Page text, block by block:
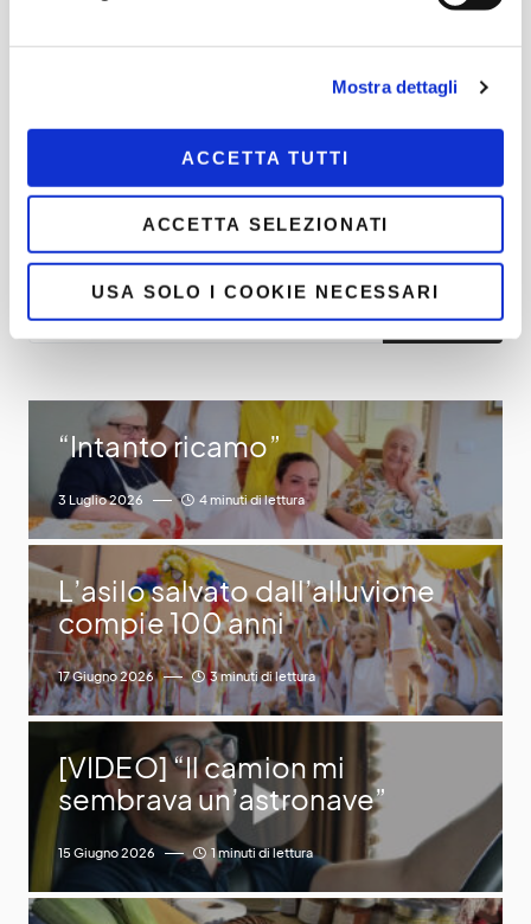
Mostra dettagli
ACCETTA TUTTI
ACCETTA SELEZIONATI
USA SOLO I COOKIE NECESSARI
o
di
di
Cerca
INVIA
“Intanto ricamo”
3 Luglio 2026 4 minuti di lettura
L’asilo salvato dall’alluvione
compie 100 anni
17 Giugno 2026 3 minuti di lettura
[VIDEO] “Il camion mi
sembrava un’astronave”
15 Giugno 2026 1 minuti di lettura